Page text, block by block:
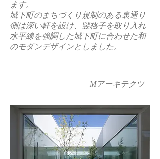
ます。
城下町のまちづくり規制のある裏通り
側は深い軒を設け、竪格子を取り入れ
水平線を強調した城下町に合わせた和
のモダンデザインとしました。
Mアーキテクツ